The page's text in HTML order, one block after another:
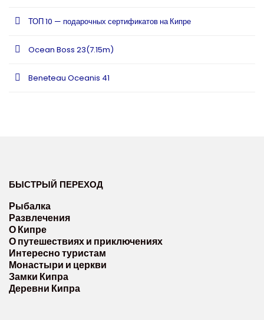
ТОП 10 — подарочных сертификатов на Кипре
Ocean Boss 23(7.15m)
Beneteau Oceanis 41
БЫСТРЫЙ ПЕРЕХОД
Рыбалка
Развлечения
О Кипре
О путешествиях и приключениях
Интересно туристам
Монастыри и церкви
Замки Кипра
Деревни Кипра